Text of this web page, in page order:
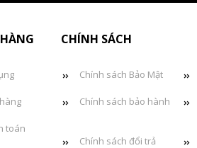
toán
CHÍNH SÁCH
Chính sách Bảo Mật
Chính sách bảo hành
Chính sách đổi trả